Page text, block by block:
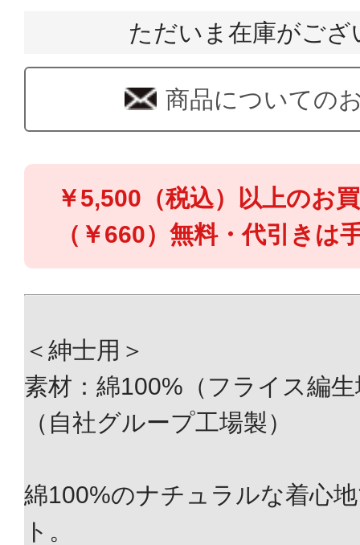
ただいま在庫がござ
商品についての
￥5,500（税込）以上のお
（￥660）無料・代引きは
＜紳士用＞
素材：綿100%（フライス編
（自社グループ工場製）
綿100%のナチュラルな着心
ト。